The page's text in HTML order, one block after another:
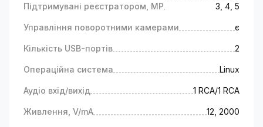
Підтримувані реєстратором, MP
3, 4, 5
Управління поворотними камерами є
Кількість USB-портів 2
Операційна система Linux
Аудіо вхід/вихід 1 RCA/1 RCA
Живлення, V/mA 12, 2000